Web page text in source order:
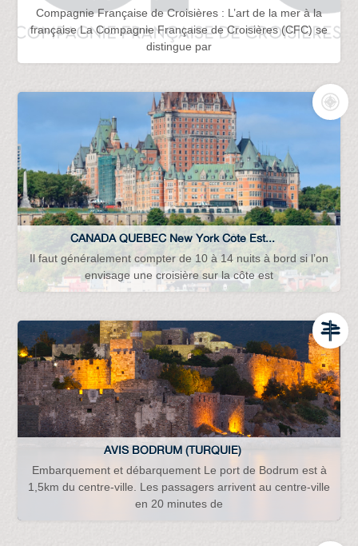
Compagnie Française de Croisières : L’art de la mer à la
française La Compagnie Française de Croisières (CFC) se
distingue par
CANADA QUEBEC New York Côte Est...
Il faut généralement compter de 10 à 14 nuits à bord si l’on
envisage une croisière sur la côte est
AVIS BODRUM (TURQUIE)
Embarquement et débarquement Le port de Bodrum est à
1,5km du centre-ville. Les passagers arrivent au centre-ville
en 20 minutes de